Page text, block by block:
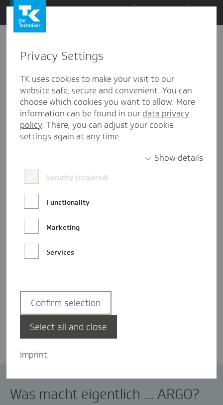
Zum
Inhalt
springen
den
Kommentaren
Laura Hassinger
Was macht eigentlich … ARGO?
Privacy Settings
TK uses cookies to make your visit to our
website safe, secure and convenient. You can
choose which cookies you want to allow. More
information can be found in our data privacy
policy. There, you can adjust your cookie
settings again at any time.
Show details
Security (required)
Functionality
Marketing
Services
Imprint
Confirm selection
Select all and close